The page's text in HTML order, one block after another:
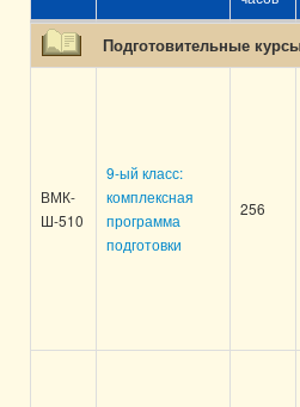
Подготовительные
ВМК-
Ш-510
9-ый класс:
комплексная
программа
подготовки
256